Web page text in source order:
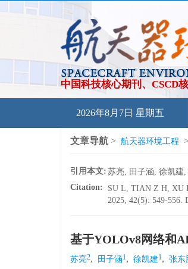
中国科技核心期刊、CSCD
2026年8月7日 星期五
文章导航 > 航天器环境工程 >
引用本文: 苏亮, 田子涵, 徐凯建
Citation:
SU L, TIAN Z H, XU K
2025, 42(5): 549-556.
基于YOLOv8网络和
苏亮2, 田子涵1, 徐凯建1, 张东